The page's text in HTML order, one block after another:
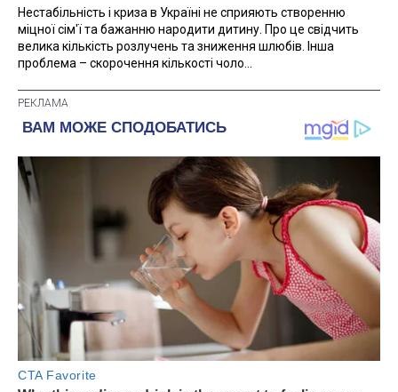
Нестабільність і криза в Україні не сприяють створенню
міцної сім'ї та бажанню народити дитину. Про це свідчить
велика кількість розлучень та зниження шлюбів. Інша
проблема – скорочення кількості чоло...